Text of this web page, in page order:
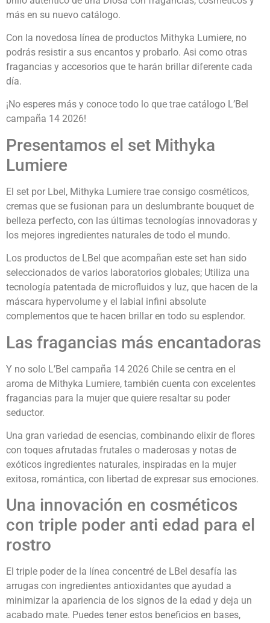
más en su nuevo catálogo.
Con la novedosa línea de productos Mithyka Lumiere, no
podrás resistir a sus encantos y probarlo. Asi como otras
fragancias y accesorios que te harán brillar diferente cada
día.
¡No esperes más y conoce todo lo que trae catálogo L’Bel
campaña 14 2026!
Presentamos el set Mithyka
Lumiere
El set por Lbel, Mithyka Lumiere trae consigo cosméticos,
cremas que se fusionan para un deslumbrante bouquet de
belleza perfecto, con las últimas tecnologías innovadoras y
los mejores ingredientes naturales de todo el mundo.
Los productos de LBel que acompañan este set han sido
seleccionados de varios laboratorios globales; Utiliza una
tecnología patentada de microfluidos y luz, que hacen de la
máscara hypervolume y el labial infini absolute
complementos que te hacen brillar en todo su esplendor.
Las fragancias más encantadoras
Y no solo L’Bel campaña 14 2026 Chile se centra en el
aroma de Mithyka Lumiere, también cuenta con excelentes
fragancias para la mujer que quiere resaltar su poder
seductor.
Una gran variedad de esencias, combinando elixir de flores
con toques afrutadas frutales o maderosas y notas de
exóticos ingredientes naturales, inspiradas en la mujer
exitosa, romántica, con libertad de expresar sus emociones.
Una innovación en cosméticos
con triple poder anti edad para el
rostro
El triple poder de la línea concentré de LBel desafía las
arrugas con ingredientes antioxidantes que ayudad a
minimizar la apariencia de los signos de la edad y deja un
acabado mate. Puedes tener estos beneficios en bases,